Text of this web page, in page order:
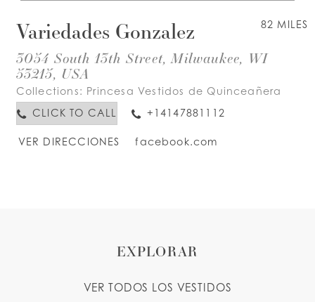
82 MILES
Variedades Gonzalez
3054 South 13th Street, Milwaukee, WI
53215, USA
Collections: Princesa Vestidos de Quinceañera
CLICK TO CALL
+14147881112
VER DIRECCIONES facebook.com
EXPLORAR
VER TODOS LOS VESTIDOS